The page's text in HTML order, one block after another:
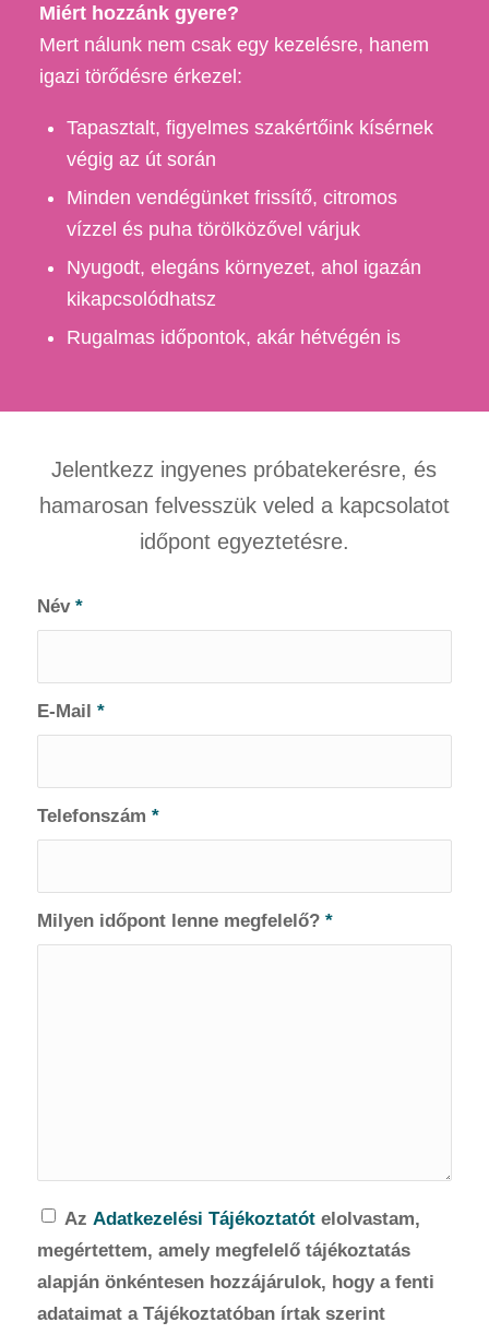
Miért hozzánk gyere?
Mert nálunk nem csak egy kezelésre, hanem
igazi törődésre érkezel:
Tapasztalt, figyelmes szakértőink kísérnek
végig az út során
Minden vendégünket frissítő, citromos
vízzel és puha törölközővel várjuk
Nyugodt, elegáns környezet, ahol igazán
kikapcsolódhatsz
Rugalmas időpontok, akár hétvégén is
Jelentkezz ingyenes próbatekerésre, és
hamarosan felvesszük veled a kapcsolatot
időpont egyeztetésre.
Név *
E-Mail *
Telefonszám *
Milyen időpont lenne megfelelő? *
Az Adatkezelési Tájékoztatótelolvastam,
megértettem, amely megfelelő tájékoztatás
alapján önkéntesen hozzájárulok, hogy a fenti
adataimat a Tájékoztatóban írtak szerint